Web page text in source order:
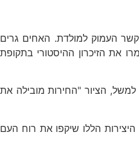
העמוק למולדת. האחים גרים
את הזיכרון ההיסטורי בתקופת
למשל, הציור "החירות מובילה את
היצירות הללו שיקפו את רוח העם